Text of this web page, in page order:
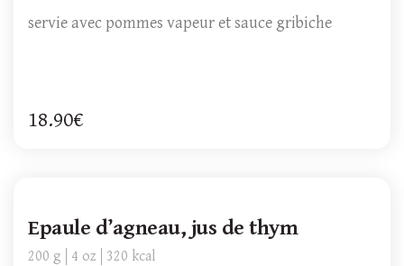
servie avec pommes vapeur et sauce gribiche
18.90€
Epaule d’agneau, jus de thym
200 g 4 oz 320 kcal